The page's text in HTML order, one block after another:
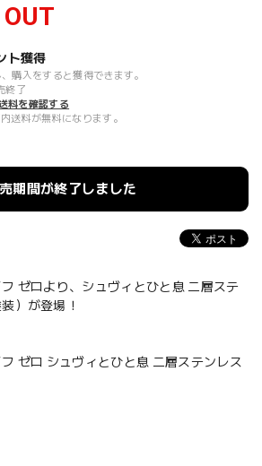
ト獲得
、購入をすると獲得できます。
終了
料を確認する
送料が無料になります。
期間が終了しました
ゼロより、シュヴィとひと息 二層ステ
）が登場！
ゼロ シュヴィとひと息 二層ステンレス